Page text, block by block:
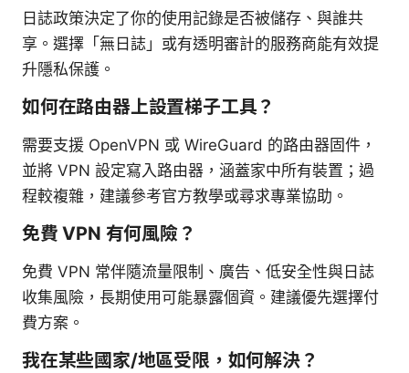
日誌政策決定了你的使用記錄是否被儲存、與誰共
享。選擇「無日誌」或有透明審計的服務商能有效提
升隱私保護。
如何在路由器上設置梯子工具？
需要支援 OpenVPN 或 WireGuard 的路由器固件，
並將 VPN 設定寫入路由器，涵蓋家中所有裝置；過
程較複雜，建議參考官方教學或尋求專業協助。
免費 VPN 有何風險？
免費 VPN 常伴隨流量限制、廣告、低安全性與日誌
收集風險，長期使用可能暴露個資。建議優先選擇付
費方案。
我在某些國家/地區受限，如何解決？